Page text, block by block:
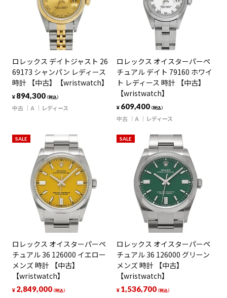
ロレックス デイトジャスト 26
69173 シャンパン レディース
時計 【中古】【wristwatch】
¥ 894,300（税込）
中古 A レディース
ロレックス オイスターパーペ
チュアル デイト 79160 ホワイ
ト レディース 時計 【中古】
【wristwatch】
¥ 609,400（税込）
中古 A レディース
SALE
ロレックス オイスターパーペ
チュアル 36 126000 イエロー
メンズ 時計 【中古】
【wristwatch】
¥ 2,849,000（税込）
SALE
ロレックス オイスターパーペ
チュアル 36 126000 グリーン
メンズ 時計 【中古】
【wristwatch】
¥ 1,536,700（税込）